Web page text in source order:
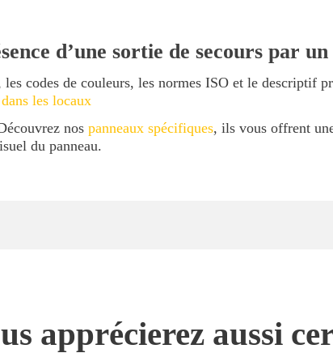
d’une sortie de secours par
codes de couleurs, les normes ISO et le descriptif
les locaux
nos panneaux spécifiques, ils vous offrent
du panneau.
apprécierez aussi